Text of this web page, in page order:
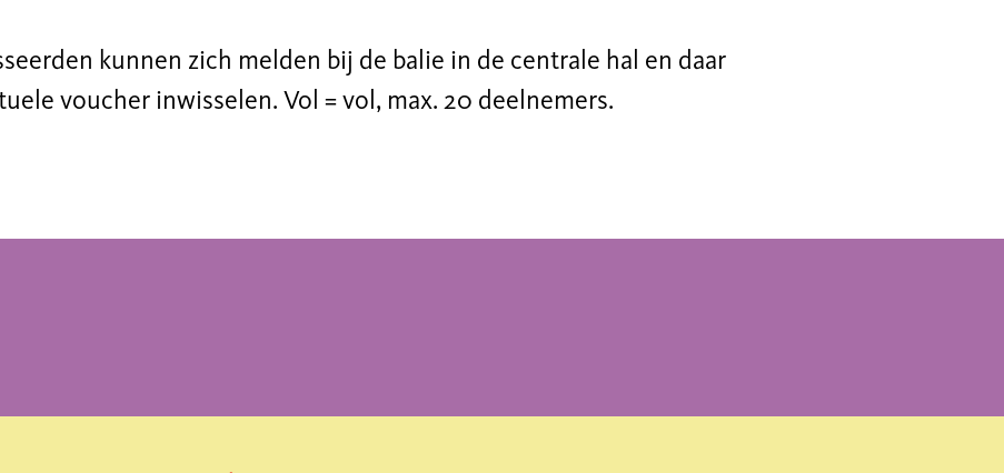
kunnen zich melden bij de balie in de centrale hal en daar
voucher inwisselen. Vol = vol, max. 20 deelnemers.